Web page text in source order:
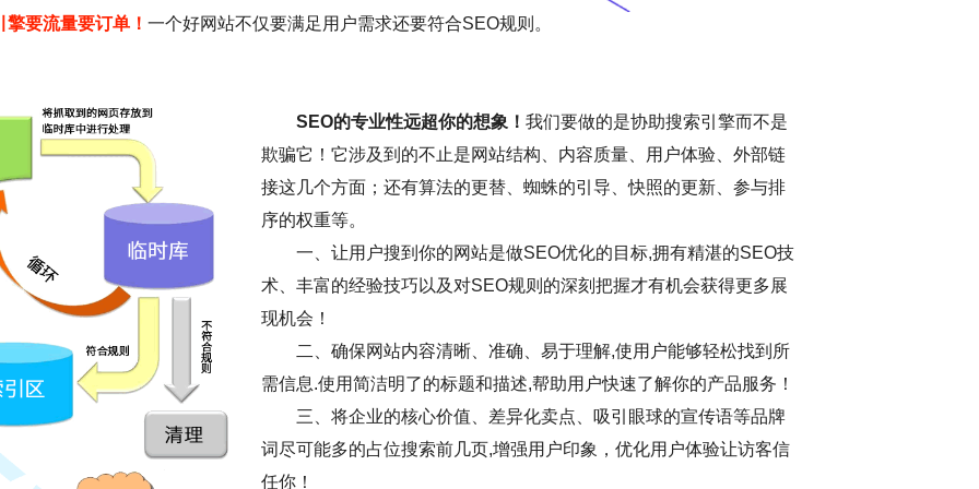
擎要流量要订单！ 一个好网站不仅要满足用户需求还要符合SEO规则。
SEO的专业性远超你的想象！ 我们要做的是协助搜索引擎而不是
欺骗它！它涉及到的不止是网站结构、内容质量、用户体验、外部链
接这几个方面；还有算法的更替、蜘蛛的引导、快照的更新、参与排
序的权重等。
一、让用户搜到你的网站是做SEO优化的目标,拥有精湛的SEO技
术、丰富的经验技巧以及对SEO规则的深刻把握才有机会获得更多展
现机会！
二、确保网站内容清晰、准确、易于理解,使用户能够轻松找到所
需信息.使用简洁明了的标题和描述,帮助用户快速了解你的产品服务！
三、将企业的核心价值、差异化卖点、吸引眼球的宣传语等品牌
词尽可能多的占位搜索前几页,增强用户印象，优化用户体验让访客信
任你！